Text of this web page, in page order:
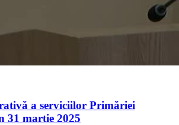
a serviciilor Primăriei
31 martie 2025